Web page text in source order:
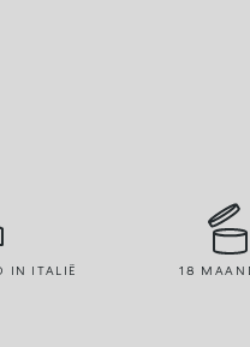
IN ITALIË 18